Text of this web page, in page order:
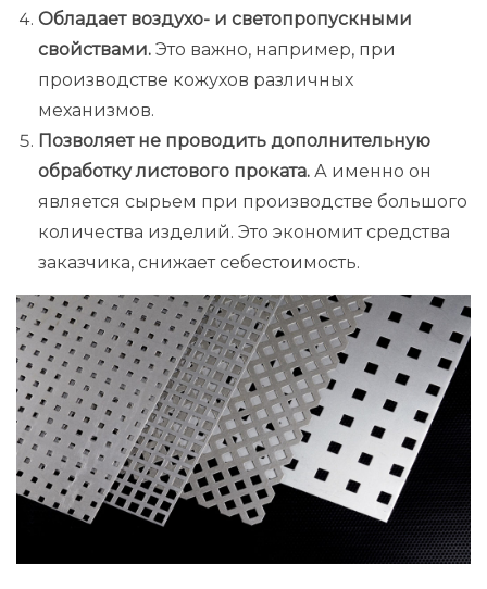
Обладает воздухо- и светопропускными
свойствами. Это важно, например, при
производстве кожухов различных
механизмов.
Позволяет не проводить дополнительную
обработку листового проката. А именно он
является сырьем при производстве большого
количества изделий. Это экономит средства
заказчика, снижает себестоимость.